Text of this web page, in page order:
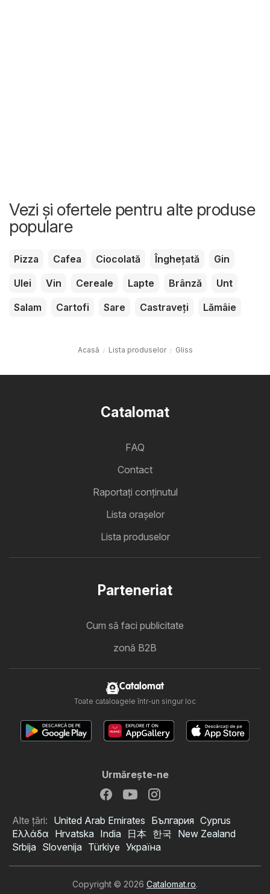
Vezi și ofertele pentru alte produse
populare
Pizza Cafea Ciocolată Înghețată
Gin
Ulei
Vin Cereale Lapte Brânză
Unt
Salam
Cartofi Sare Castraveți Lămâie
Acasă Lista produselor Gliss
Catalomat
FAQ
Contact
Raportați conținutul
Lista oraşelor
Lista produselor
Parteneriat
Cum să faci publicitate
zonă B2B
Catalomat
Toate cataloagele într-un singur loc
Urmăreşte-ne
Alte țări: United Arab Emirates България Cyprus
Ελλάδα Hrvatska India 日本 한국 New Zealand
Srbija Slovenija Türkiye Україна
Copyright © 2026 Catalomat.ro.